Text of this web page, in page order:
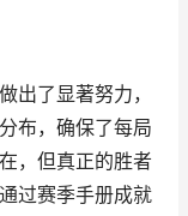
出了显著努力，
布，确保了每局
，但真正的胜者
过赛季手册成就